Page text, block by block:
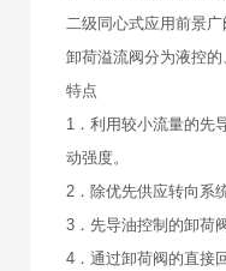
二级同心式应用前景
卸荷溢流阀分为液控的
特点
1．利用较小流量的先
动强度。
2．除优先供应转向系
3．先导油控制的卸荷
4．通过卸荷阀的直接